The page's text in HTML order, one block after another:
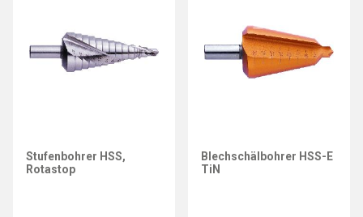
Stufenbohrer HSS,
Rotastop
Blechschälbohrer HSS-E
TiN